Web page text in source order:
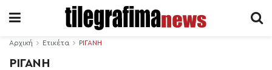
Αρχική Ετικέτα ΡΙΓΑΝΗ
ΡΙΓΑΝΗ